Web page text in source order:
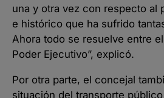
una y otra vez con respecto al
e histórico que ha sufrido
Ahora todo se resuelve entre el
Poder Ejecutivo”, explicó.
Por otra parte, el concejal
situación del transporte